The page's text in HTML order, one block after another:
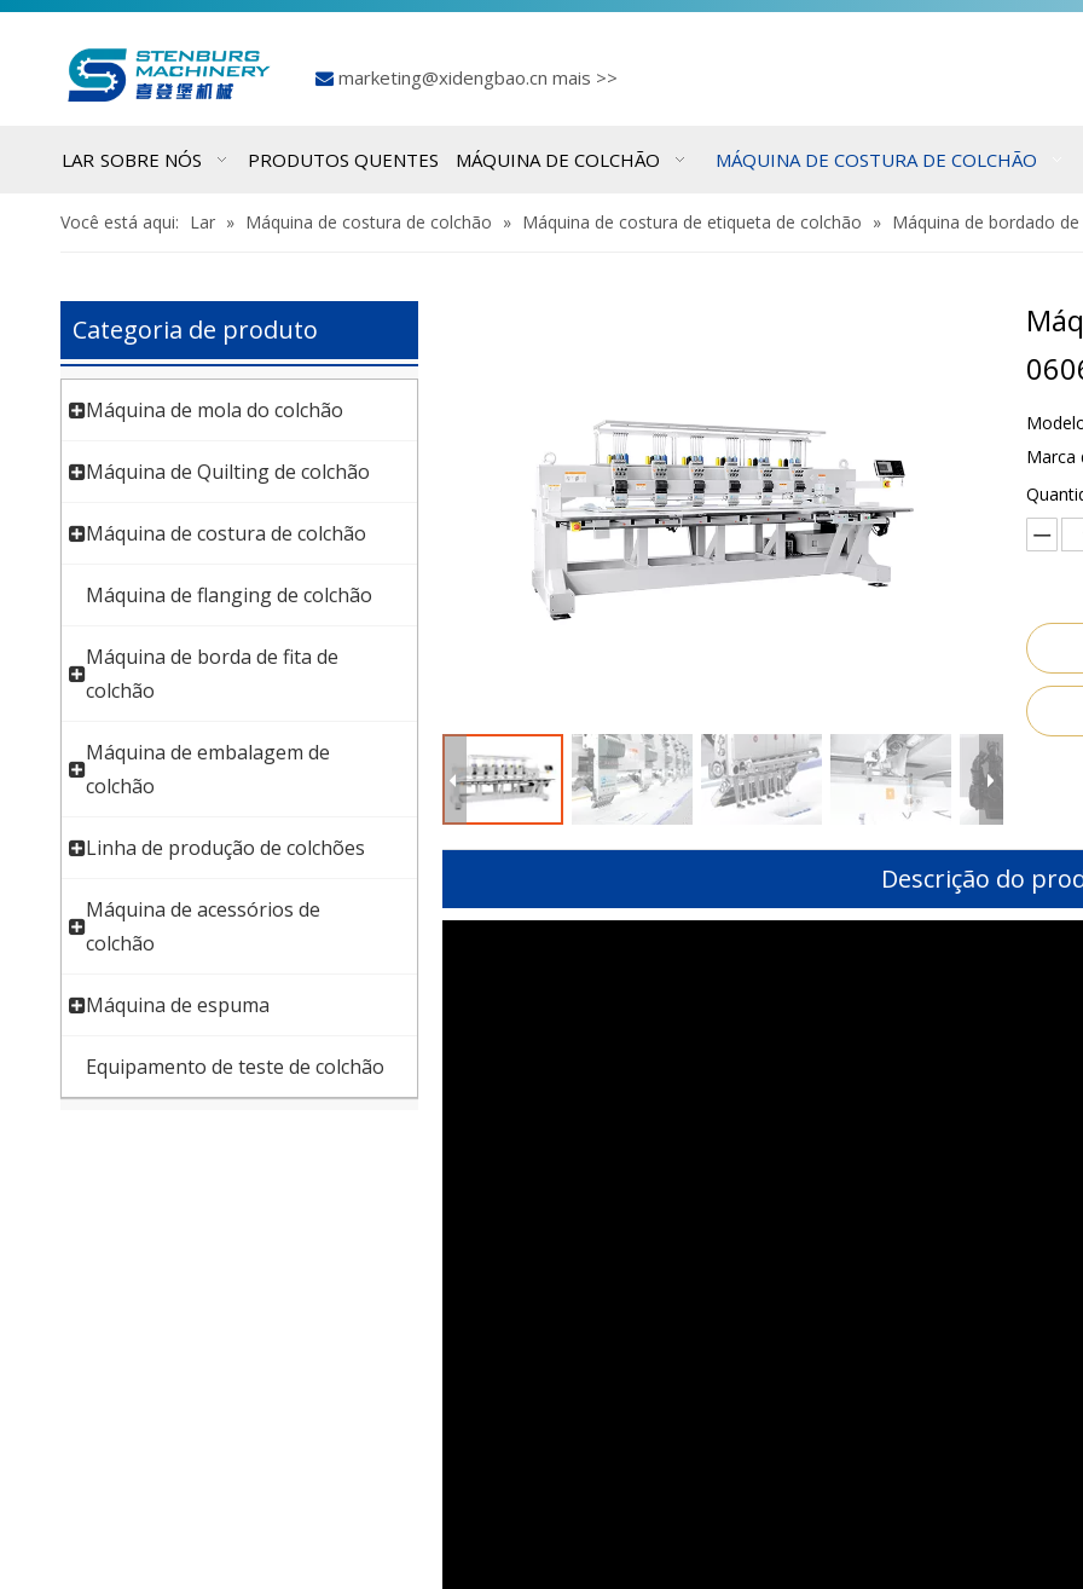
 marketing@xidengbao.cn mais >>
LAR SOBRE NÓS PRODUTOS QUENTES MÁQUINA DE COLCHÃO MÁQUINA DE COSTURA DE COLCHÃO
Você está aqui: Lar » Máquina de costura de colchão » Máquina de costura de etiqueta de colchão » Máquina de bordado
Categoria de produto
Máquina de mola do colchão
Máquina de Quilting de colchão
Máquina de costura de colchão
Máquina de flanging de colchão
Máquina de borda de fita de
colchão
Máquina de embalagem de
colchão
Linha de produção de colchões
Máquina de acessórios de
colchão
Máquina de espuma
Equipamento de teste de colchão
Marca
Descrição do